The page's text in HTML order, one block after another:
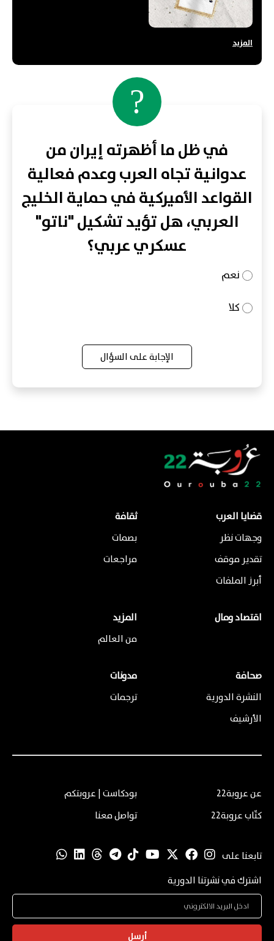
المزيد
?
في ظل ما أظهرته إيران من
عدوانية تجاه العرب وعدم فعالية
القواعد الأميركية في حماية الخليج
العربي، هل تؤيد تشكيل "ناتو"
عسكري عربي؟
نعم
كلا
الإجابة على السؤال
قضايا العرب
وجهات نظر
تقدير موقف
أبرز الملفات
ثقافة
بصمات
مراجعات
اقتصاد ومال
المزيد
من العالم
صحافة
النشرة الدورية
الأرشيف
مدونات
ترجمات
عن عروبة22
كتّاب عروبة22
بودكاست | عروبتكم
تواصل معنا
تابعنا على
اشترك في نشرتنا الدورية
أرسل